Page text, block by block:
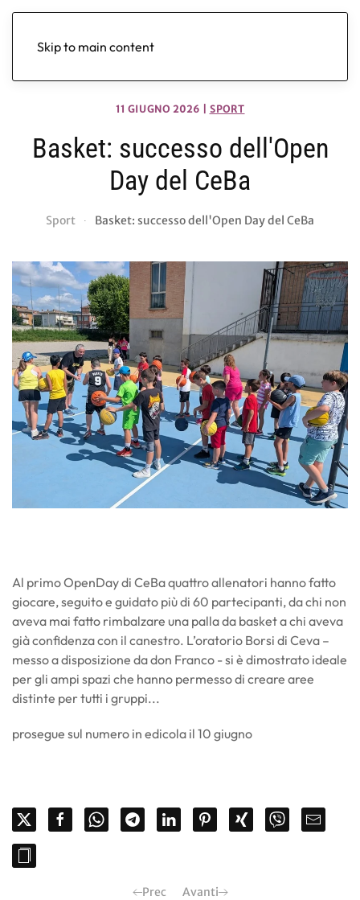
Skip to main content
11 GIUGNO 2026 SPORT
Basket: successo dell'Open
Day del CeBa
Sport Basket: successo dell'Open Day del CeBa
Al primo OpenDay di CeBa quattro allenatori hanno fatto
giocare, seguito e guidato più di 60 partecipanti, da chi non
aveva mai fatto rimbalzare una palla da basket a chi aveva
già confidenza con il canestro. L’oratorio Borsi di Ceva –
messo a disposizione da don Franco - si è dimostrato ideale
per gli ampi spazi che hanno permesso di creare aree
distinte per tutti i gruppi...
prosegue sul numero in edicola il 10 giugno
Prec Avanti